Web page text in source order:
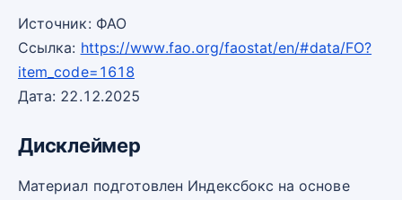
Источник: ФАО
Ссылка: https://www.fao.org/faostat/en/#data/FO?
item_code=1618
Дата: 22.12.2025
Дисклеймер
Материал подготовлен Индексбокс на основе